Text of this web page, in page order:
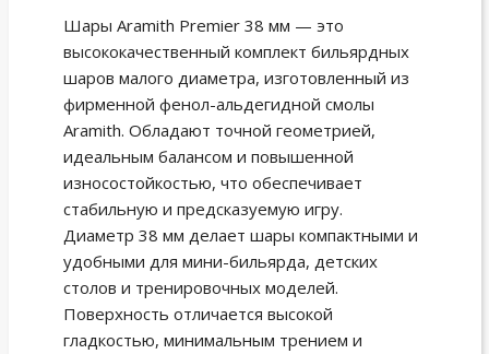
Шары Aramith Premier 38 мм — это
высококачественный комплект бильярдных
шаров малого диаметра, изготовленный из
фирменной фенол-альдегидной смолы
Aramith. Обладают точной геометрией,
идеальным балансом и повышенной
износостойкостью, что обеспечивает
стабильную и предсказуемую игру.
Диаметр 38 мм делает шары компактными и
удобными для мини-бильярда, детских
столов и тренировочных моделей.
Поверхность отличается высокой
гладкостью, минимальным трением и